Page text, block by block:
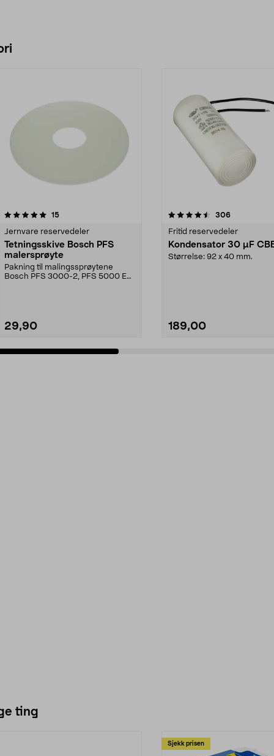
15anmeldelser
Jernvare reservedeler
Tetningsskive Bosch PFS
malersprøyte
Pakning til malingssprøytene
Bosch PFS 3000-2, PFS 5000 E
29,90
4.5 av 5 stjerner 306anmeldelser
Fritid reservedeler
Kondensator 30 µF
Størrelse: 92 x 40 mm.
189,00
4.5 av 5 stjerner
ting
Sjekk prisen